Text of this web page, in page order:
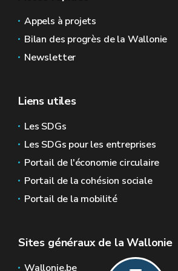
Appels à projets
Bilan des progrès de la Wallonie
Newsletter
Liens utiles
Les SDGs
Les SDGs pour les entreprises
Portail de l'économie circulaire
Portail de la cohésion sociale
Portail de la mobilité
Sites généraux de la Wallonie
Wallonie.be